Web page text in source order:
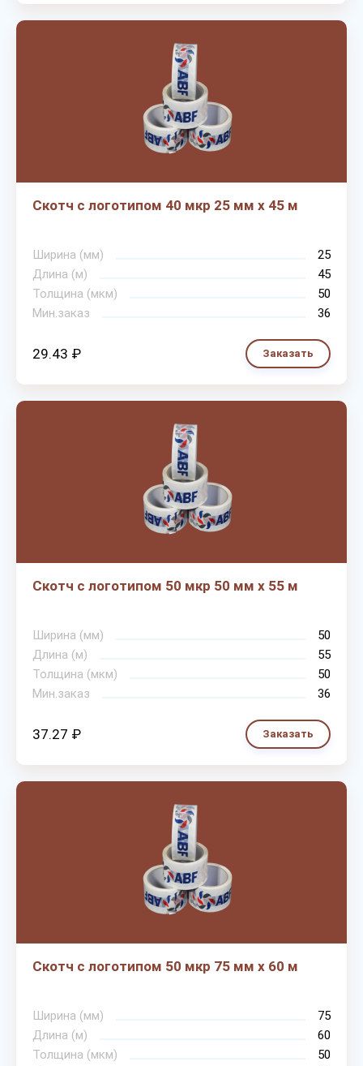
Скотч с логотипом 40 мкр 25 мм х 45 м
Ширина (мм)
25
Длина (м)
45
Толщина (мкм)
50
Мин.заказ
36
29.43 ₽ Заказать
Скотч с логотипом 50 мкр 50 мм х 55 м
Ширина (мм)
50
Длина (м)
55
Толщина (мкм)
50
Мин.заказ
36
37.27 ₽ Заказать
Скотч с логотипом 50 мкр 75 мм х 60 м
Ширина (мм)
75
Длина (м)
60
Толщина (мкм)
50